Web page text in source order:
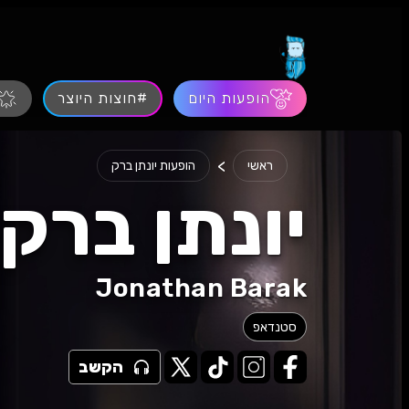
הופעות היום #חוצות היוצר
ראשי > הופעות יונתן ברק
יונתן ברק
Jonathan Barak
סטנדאפ
הקשב